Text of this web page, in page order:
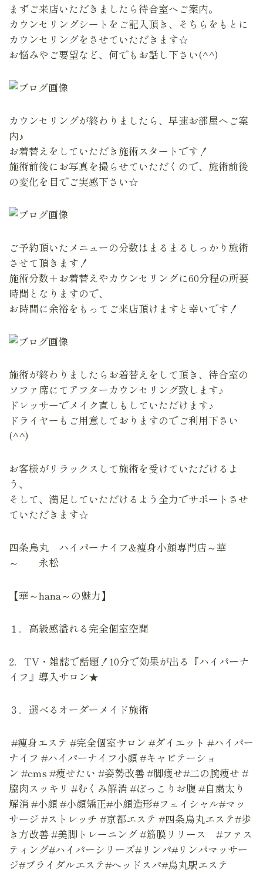
まずご来店いただきましたら待合室へご案内。
カウンセリングシートをご記入頂き、そちらをもとに
カウンセリングをさせていただきます☆
お悩みやご要望など、何でもお話し下さい(^^)
カウンセリングが終わりましたら、早速お部屋へご案
内♪
お着替えをしていただき施術スタートです！
施術前後にお写真を撮らせていただくので、施術前後
の変化を目でご実感下さい☆
ご予約頂いたメニューの分数はまるまるしっかり施術
させて頂きます！
施術分数＋お着替えやカウンセリングに60分程の所要
時間となりますので、
お時間に余裕をもってご来店頂けますと幸いです！
施術が終わりましたらお着替えをして頂き、待合室の
ソファ席にてアフターカウンセリング致します♪
ドレッサーでメイク直しもしていただけます♪
ドライヤーもご用意しておりますのでご利用下さい
(^^)
お客様がリラックスして施術を受けていただけるよ
う、
そして、満足していただけるよう全力でサポートさせ
ていただきます☆
四条烏丸 ハイパーナイフ&痩身小顔専門店～華
～ 永松
【華～hana～の魅力】
１．高級感溢れる完全個室空間
2．TV・雑誌で話題！10分で効果が出る『ハイパーナ
イフ』導入サロン★
３．選べるオーダーメイド施術
#痩身エステ #完全個室サロン #ダイエット #ハイパー
ナイフ #ハイパーナイフ小顔 #キャビテーショ
ン #ems #痩せたい #姿勢改善 #脚痩せ#二の腕痩せ #
脇肉スッキリ #むくみ解消 #ぽっこりお腹 #自粛太り
解消 #小顔 #小顔矯正#小顔造形#フェイシャル#マッ
サージ #ストレッチ #京都エステ #四条烏丸エステ#歩
き方改善 #美脚トレーニング #筋膜リリース #ファス
ティング#ハイパーシリーズ#リンパ#リンパマッサー
ジ#ブライダルエステ#ヘッドスパ#烏丸駅エステ